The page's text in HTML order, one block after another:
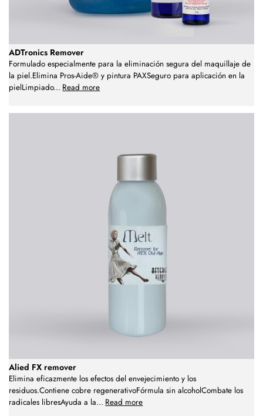
ADTronics Remover
Formulado especialmente para la eliminación segura del maquillaje de
la piel.Elimina Pros-Aide® y pintura PAXSeguro para aplicación en la
pielLimpiado... Read more
Alied FX remover
Elimina eficazmente los efectos del envejecimiento y los
residuos.Contiene cobre regenerativoFórmula sin alcoholCombate los
radicales libresAyuda a la... Read more